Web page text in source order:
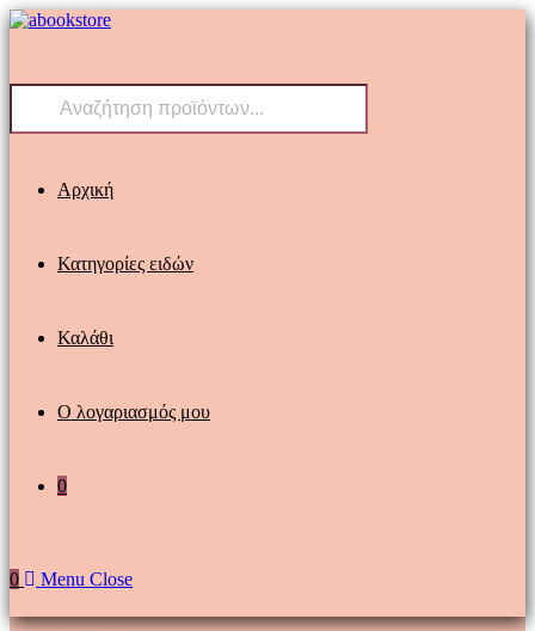
Skip
Products
Αρχική
Κατηγορίες ειδών
Καλάθι
Ο λογαριασμός μου
0
0 Menu Close